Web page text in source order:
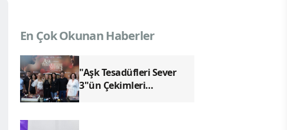
En Çok Okunan Haberler
"Aşk Tesadüfleri Sever
3"ün Çekimleri